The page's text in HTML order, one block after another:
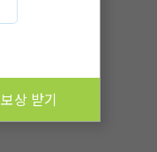
보상 받기